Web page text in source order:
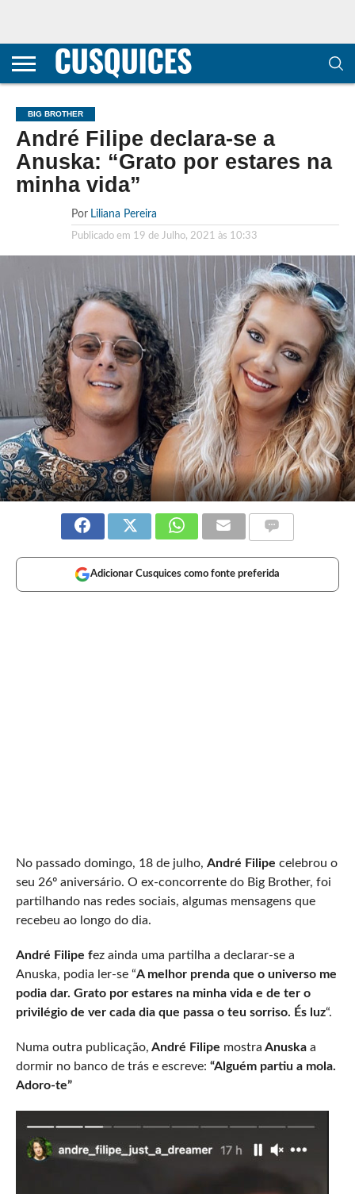
CONTACTOS
HOME
POLÍTICA DE
E COOKIES
SOBRE
TERMOS E
TRANSPARÊNCIA
METODOLOGIA
BIG BROTHER
André Filipe declara-se a
Anuska: “Grato por estares na
minha vida”
Por Liliana Pereira
Publicado em 19 de Julho, 2021 às 10:33
Adicionar Cusquices como fonte preferida
No passado domingo, 18 de julho, André Filipe celebrou o
seu 26º aniversário. O ex-concorrente do Big Brother, foi
partilhando nas redes sociais, algumas mensagens que
recebeu ao longo do dia.
André Filipe fez ainda uma partilha a declarar-se a
Anuska, podia ler-se “A melhor prenda que o universo me
podia dar. Grato por estares na minha vida e de ter o
privilégio de ver cada dia que passa o teu sorriso. És luz“.
Numa outra publicação, André Filipe mostra Anuskaa
dormir no banco de trás e escreve: “Alguém partiu a mola.
Adoro-te”